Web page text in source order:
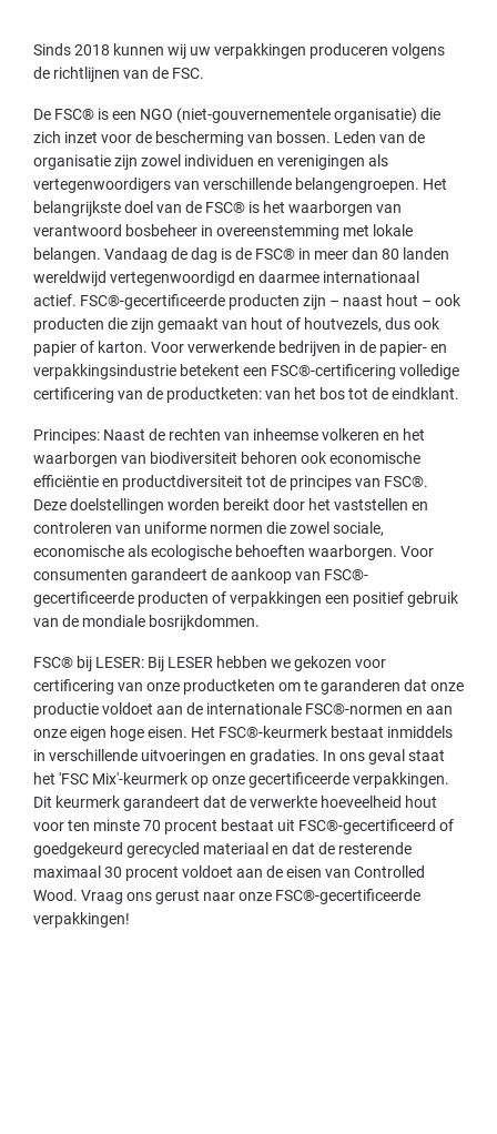
Sinds 2018 kunnen wij uw verpakkingen produceren volgens
de richtlijnen van de FSC.
De FSC® is een NGO (niet-gouvernementele organisatie) die
zich inzet voor de bescherming van bossen. Leden van de
organisatie zijn zowel individuen en verenigingen als
vertegenwoordigers van verschillende belangengroepen. Het
belangrijkste doel van de FSC® is het waarborgen van
verantwoord bosbeheer in overeenstemming met lokale
belangen. Vandaag de dag is de FSC® in meer dan 80 landen
wereldwijd vertegenwoordigd en daarmee internationaal
actief. FSC®-gecertificeerde producten zijn – naast hout – ook
producten die zijn gemaakt van hout of houtvezels, dus ook
papier of karton. Voor verwerkende bedrijven in de papier- en
verpakkingsindustrie betekent een FSC®-certificering volledige
certificering van de productketen: van het bos tot de eindklant.
Principes: Naast de rechten van inheemse volkeren en het
waarborgen van biodiversiteit behoren ook economische
efficiëntie en productdiversiteit tot de principes van FSC®.
Deze doelstellingen worden bereikt door het vaststellen en
controleren van uniforme normen die zowel sociale,
economische als ecologische behoeften waarborgen. Voor
consumenten garandeert de aankoop van FSC®-
gecertificeerde producten of verpakkingen een positief gebruik
van de mondiale bosrijkdommen.
FSC® bij LESER: Bij LESER hebben we gekozen voor
certificering van onze productketen om te garanderen dat onze
productie voldoet aan de internationale FSC®-normen en aan
onze eigen hoge eisen. Het FSC®-keurmerk bestaat inmiddels
in verschillende uitvoeringen en gradaties. In ons geval staat
het 'FSC Mix'-keurmerk op onze gecertificeerde verpakkingen.
Dit keurmerk garandeert dat de verwerkte hoeveelheid hout
voor ten minste 70 procent bestaat uit FSC®-gecertificeerd of
goedgekeurd gerecycled materiaal en dat de resterende
maximaal 30 procent voldoet aan de eisen van Controlled
Wood. Vraag ons gerust naar onze FSC®-gecertificeerde
verpakkingen!